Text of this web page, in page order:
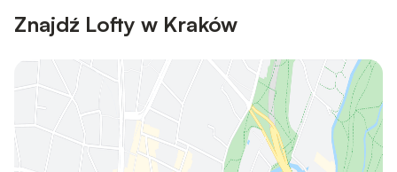
Znajdź Lofty w Kraków